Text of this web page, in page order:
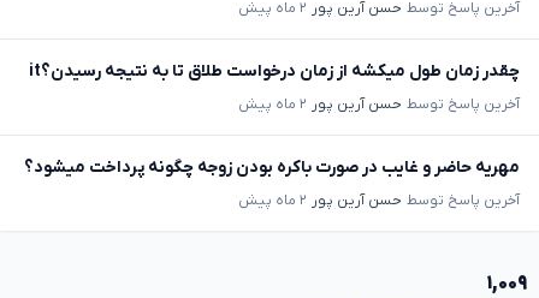
آخرین پاسخ توسط حسن آرین پور ۲ ماه پیش
چقدر زمان طول میکشه از زمان درخواست طلاق تا به نتیجه رسیدن؟it
آخرین پاسخ توسط حسن آرین پور ۲ ماه پیش
مهریه حاضر و غایب در صورت باکره بودن زوجه چگونه پرداخت میشود؟
آخرین پاسخ توسط حسن آرین پور ۲ ماه پیش
۱,۰۰۹